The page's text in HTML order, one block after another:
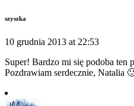
szyszka
10 grudnia 2013 at 22:53
Super! Bardzo mi się podoba
Pozdrawiam serdecznie, Natalia